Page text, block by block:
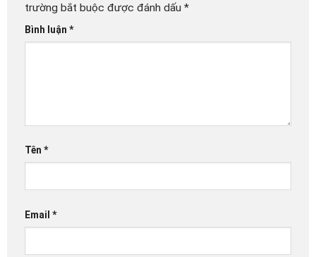
trường bắt buộc được đánh dấu *
Bình luận *
Tên *
Email *